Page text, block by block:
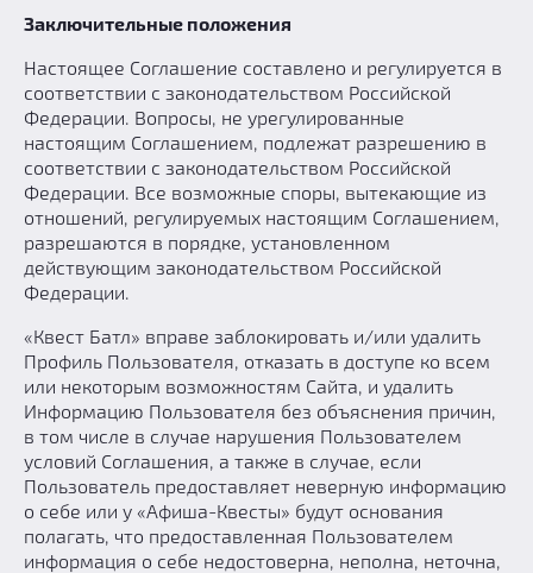
Заключительные положения
Настоящее Соглашение составлено и регулируется в
соответствии с законодательством Российской
Федерации. Вопросы, не урегулированные
настоящим Соглашением, подлежат разрешению в
соответствии с законодательством Российской
Федерации. Все возможные споры, вытекающие из
отношений, регулируемых настоящим Соглашением,
разрешаются в порядке, установленном
действующим законодательством Российской
Федерации.
«Квест Батл» вправе заблокировать и/или удалить
Профиль Пользователя, отказать в доступе ко всем
или некоторым возможностям Сайта, и удалить
Информацию Пользователя без объяснения причин,
в том числе в случае нарушения Пользователем
условий Соглашения, а также в случае, если
Пользователь предоставляет неверную информацию
о себе или у «Афиша-Квесты» будут основания
полагать, что предоставленная Пользователем
информация о себе недостоверна, неполна, неточна,